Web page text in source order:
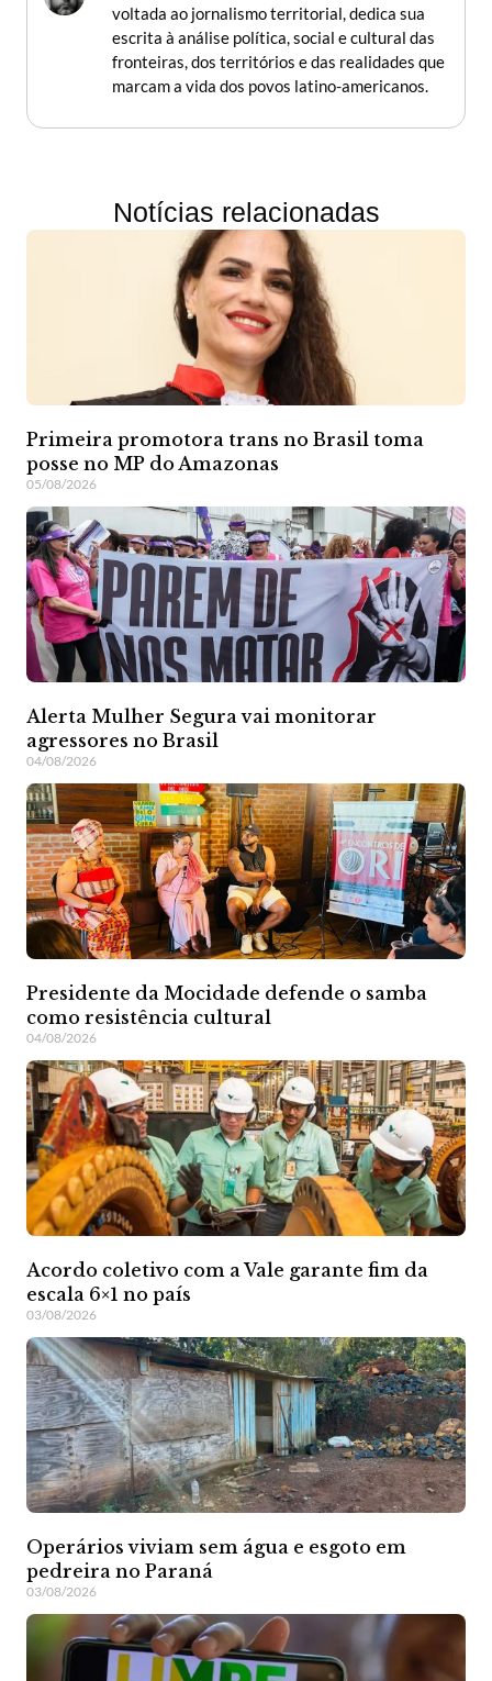
voltada ao jornalismo territorial, dedica sua
escrita à análise política, social e cultural das
fronteiras, dos territórios e das realidades que
marcam a vida dos povos latino-americanos.
Notícias relacionadas
Primeira promotora trans no Brasil toma
posse no MP do Amazonas
05/08/2026
Alerta Mulher Segura vai monitorar
agressores no Brasil
04/08/2026
Presidente da Mocidade defende o samba
como resistência cultural
04/08/2026
Acordo coletivo com a Vale garante fim da
escala 6×1 no país
03/08/2026
Operários viviam sem água e esgoto em
pedreira no Paraná
03/08/2026